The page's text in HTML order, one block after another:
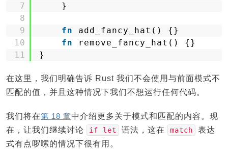
7
8
9
10
11
}
fn
add_fancy_hat() {}
fn
remove_fancy_hat() {}
}
在这里，我们明确告诉 Rust 我们不会使用与前面模式不
匹配的值，并且这种情况下我们不想运行任何代码。
我们将在第 18 章中介绍更多关于模式和匹配的内容。现
在，让我们继续讨论
if let 语法，这在 match
表达
式有点啰嗦的情况下很有用。